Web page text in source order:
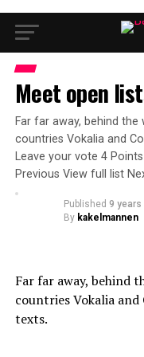
Meet open
Far far away, behind
countries Vokalia and
Leave your vote 4
Previous View full list
Published 9 years
By kakelmannen
Far far away, behind
countries Vokalia
texts.